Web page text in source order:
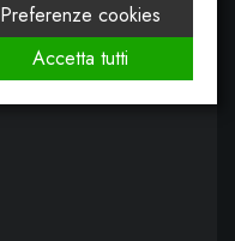
Preferenze cookies
Accetta tutti